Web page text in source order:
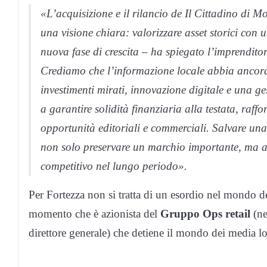
«L’acquisizione e il rilancio de Il Cittadino di
una visione chiara: valorizzare asset storici con
nuova fase di crescita – ha spiegato
Crediamo che l’informazione locale abbia
investimenti mirati, innovazione digitale e una
a garantire solidità finanziaria alla testata,
opportunità editoriali e commerciali. Salvare
non solo preservare un marchio importante, ma
competitivo nel lungo periodo».
Per Fortezza non si tratta di un esordio nel mondo
momento che è azionista del Gruppo Ops retail
direttore generale) che detiene il mondo dei media